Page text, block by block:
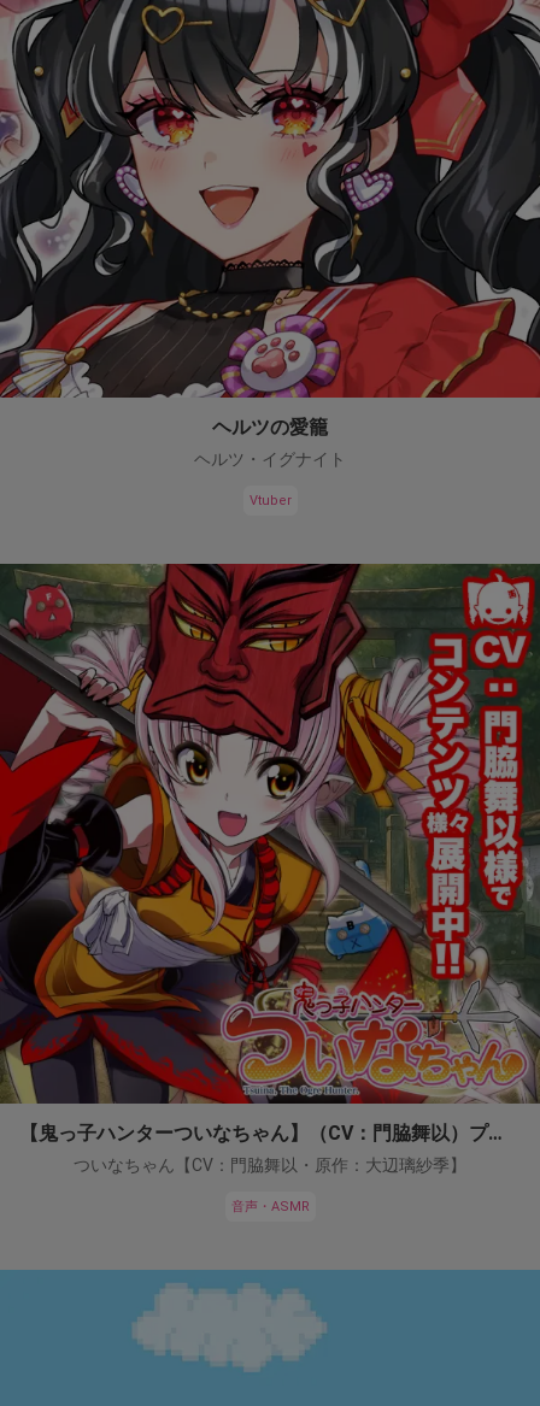
ヘルツの愛籠
ヘルツ・イグナイト
Vtuber
【鬼っ子ハンターついなちゃん】（CV：門脇舞以）プロジェクト！
ついなちゃん【CV：門脇舞以・原作：大辺璃紗季】
音声・ASMR